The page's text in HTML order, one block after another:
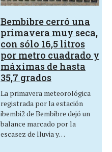
Bembibre cerró una
primavera muy seca,
con sólo 16,5 litros
por metro cuadrado y
máximas de hasta
35,7 grados
La primavera meteorológica
registrada por la estación
ibembi2 de Bembibre dejó un
balance marcado por la
escasez de lluvia y…